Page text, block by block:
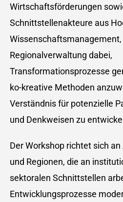
Wirtschaftsförderungen
Schnittstellenakteure aus
Wissenschaftsmanagement,
Regionalverwaltung dabei,
Transformationsprozesse
ko-kreative Methoden
Verständnis für potenzielle
und Denkweisen zu
Der Workshop richtet sich
und Regionen, die an
sektoralen Schnittstellen
Entwicklungsprozesse